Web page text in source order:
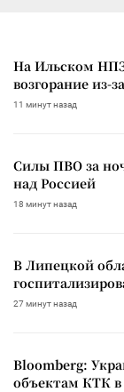
На Ильском
возгорание из-
11 минут назад
Силы ПВО за
над Россией
18 минут назад
В Липецкой
27 минут назад
Bloomberg:
объектам КТК